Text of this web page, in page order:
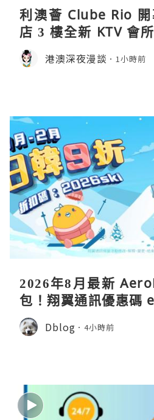
利澳薈 Clube Rio
店 3 樓全新 KTV 會
療套票一次過睇
港澳深夜漫談 1小時前
2026年8月最新
包！翔翼通訊優惠碼
點、蝴蝶wifi機教學完
Dblog 4小時前